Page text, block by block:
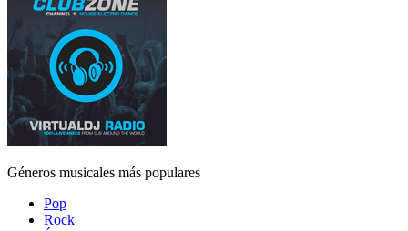
Géneros musicales más populares
Pop
Rock